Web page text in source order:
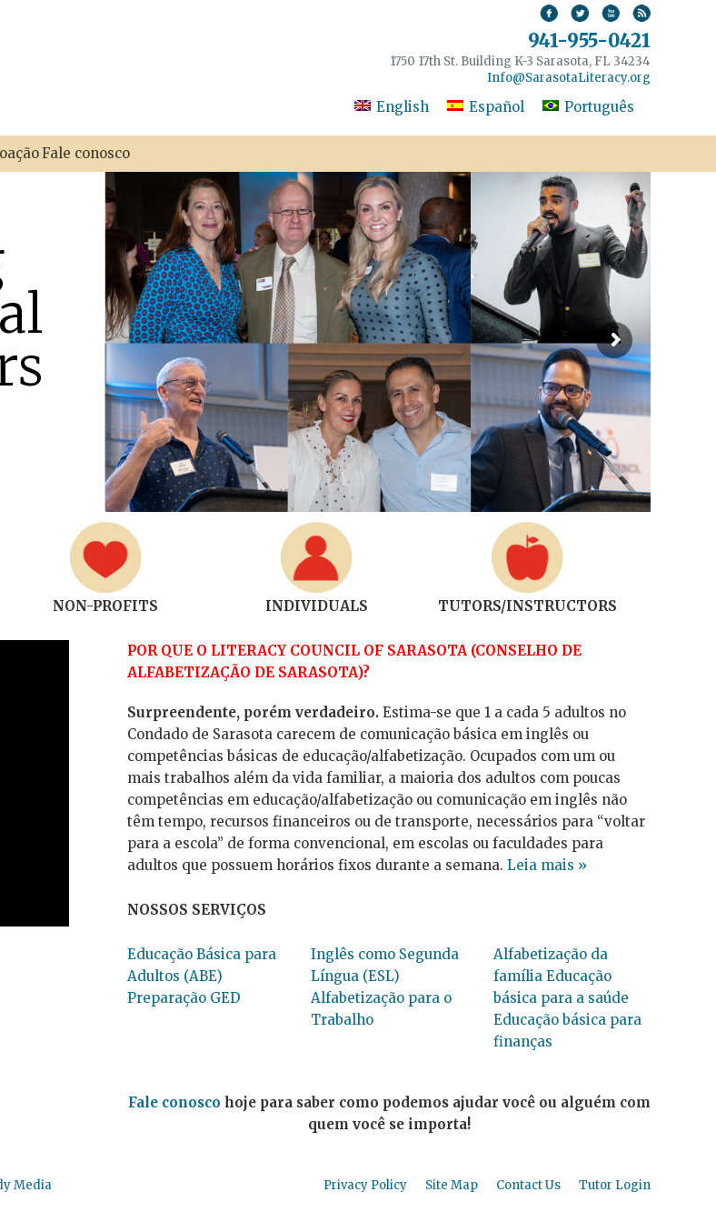
941-955-0421
1750 17th St. Building K-3 Sarasota, FL 34234
Info@SarasotaLiteracy.org
English Español Português
Fale conosco
NON-PROFITS INDIVIDUALS TUTORS/INSTRUCTORS
POR QUE O LITERACY COUNCIL OF SARASOTA (CONSELHO DE
ALFABETIZAÇÃO DE SARASOTA)?
Surpreendente, porém verdadeiro. Estima-se que 1 a cada 5 adultos no
Condado de Sarasota carecem de comunicação básica em inglês ou
competências básicas de educação/alfabetização. Ocupados com um ou
mais trabalhos além da vida familiar, a maioria dos adultos com poucas
competências em educação/alfabetização ou comunicação em inglês não
têm tempo, recursos financeiros ou de transporte, necessários para “voltar
para a escola” de forma convencional, em escolas ou faculdades para
adultos que possuem horários fixos durante a semana. Leia mais »
NOSSOS SERVIÇOS
Educação Básica para
Adultos (ABE)
Preparação GED
Inglês como Segunda
Língua (ESL)
Alfabetização para o
Trabalho
Alfabetização da
família Educação
básica para a saúde
Educação básica para
finanças
Fale conosco hoje para saber como podemos ajudar você ou alguém com
quem você se importa!
Media
Privacy Policy Site Map Contact Us Tutor Login